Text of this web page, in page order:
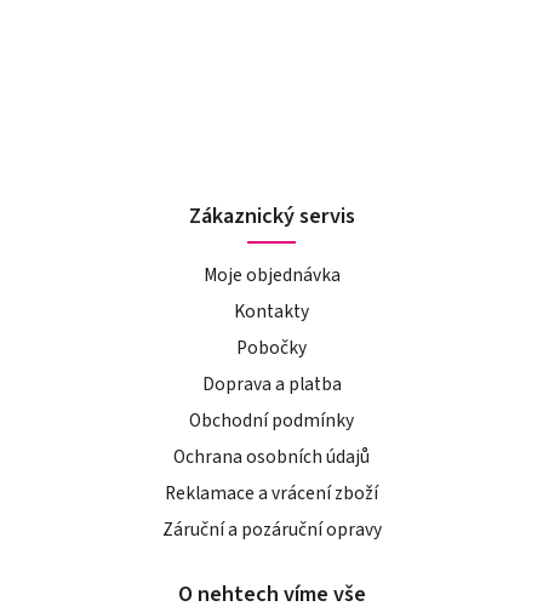
Zákaznický servis
Moje objednávka
Kontakty
Pobočky
Doprava a platba
Obchodní podmínky
Ochrana osobních údajů
Reklamace a vrácení zboží
Záruční a pozáruční opravy
O nehtech víme vše